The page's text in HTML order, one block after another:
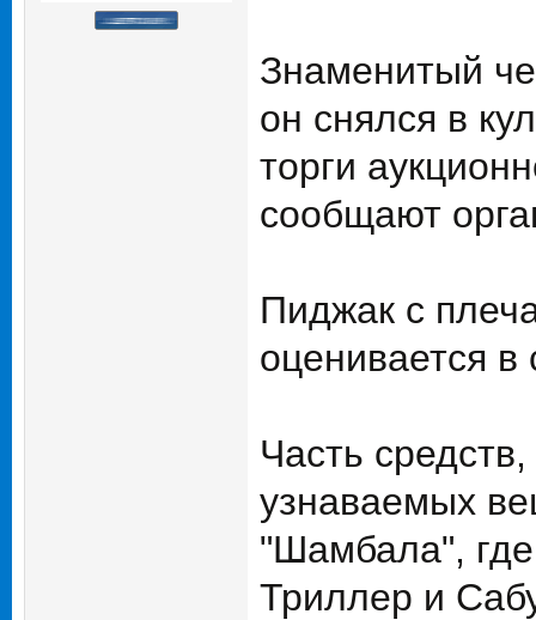
Знаменитый
он снялся в
торги
сообщают
Пиджак с
оценивается
Часть
узнаваемых
"Шамбала",
Триллер и